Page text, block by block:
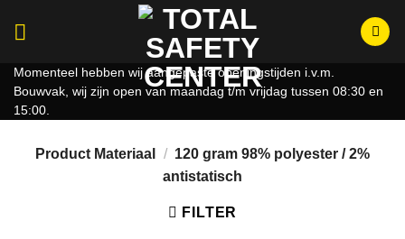
Momenteel hebben wij aangepaste openingstijden i.v.m.
Bouwvak, wij zijn open van maandag t/m vrijdag tussen 08:30 en
15:00.
Product Materiaal / 120 gram 98% polyester / 2%
antistatisch
FILTER